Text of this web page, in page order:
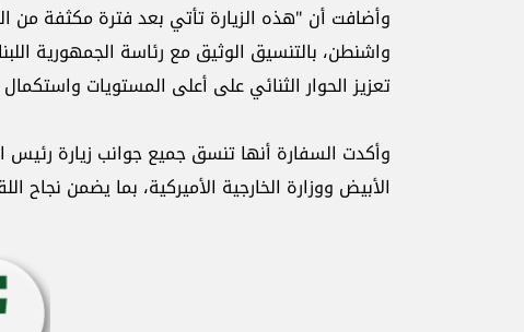
وأضافت أن "هذه الزيارة تأتي بعد فترة مكثفة من
واشنطن، بالتنسيق الوثيق مع رئاسة الجمهورية
تعزيز الحوار الثنائي على أعلى المستويات
وأكدت السفارة أنها تنسق جميع جوانب زيارة رئيس
الأبيض ووزارة الخارجية الأميركية، بما يضمن نجاح